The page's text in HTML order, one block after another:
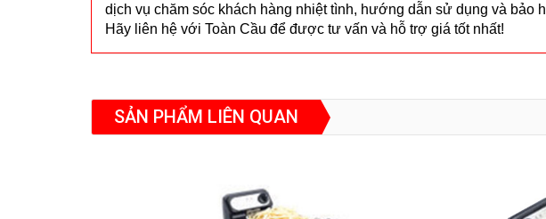
dịch vụ chăm sóc khách hàng nhiệt tình, hướng dẫn sử dụng và bảo
Hãy liên hệ với Toàn Cầu để được tư vấn và hỗ trợ giá tốt nhất!
SẢN PHẨM LIÊN QUAN